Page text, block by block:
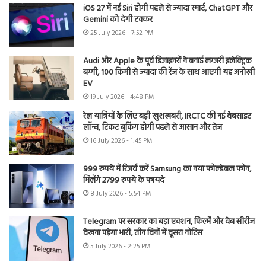
iOS 27 में नई Siri होगी पहले से ज्यादा स्मार्ट, ChatGPT और
Gemini को देगी टक्कर
25 July 2026 - 7:52 PM
Audi और Apple के पूर्व डिजाइनरों ने बनाई लग्जरी इलेक्ट्रिक
बग्गी, 100 किमी से ज्यादा की रेंज के साथ आएगी यह अनोखी
EV
19 July 2026 - 4:48 PM
रेल यात्रियों के लिए बड़ी खुशखबरी, IRCTC की नई वेबसाइट
लॉन्च, टिकट बुकिंग होगी पहले से आसान और तेज
16 July 2026 - 1:45 PM
999 रुपये में रिजर्व करें Samsung का नया फोल्डेबल फोन,
मिलेंगे 2799 रुपये के फायदे
8 July 2026 - 5:54 PM
Telegram पर सरकार का बड़ा एक्शन, फिल्में और वेब सीरीज
देखना पड़ेगा भारी, तीन दिनों में दूसरा नोटिस
5 July 2026 - 2:25 PM